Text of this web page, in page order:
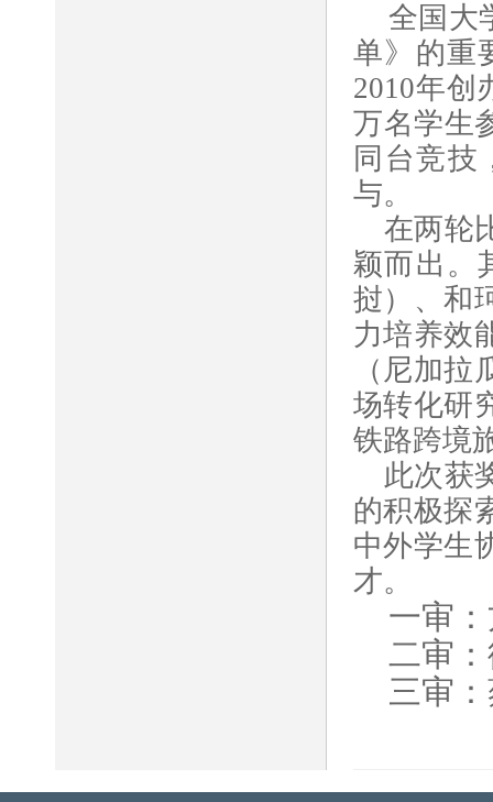
全国大
单》的重
2010年创
万名学生
同台竞技
与。
在两轮
颖而出。
挝）、和
力培养效
（尼加
场转化研
铁路跨境
此次获
的积极探
中外学生
才。
一审
二审
三审